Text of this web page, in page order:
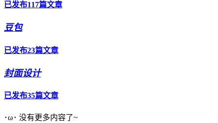
已发布117篇文章
豆包
已发布23篇文章
封面设计
已发布35篇文章
･ω･ 没有更多内容了~